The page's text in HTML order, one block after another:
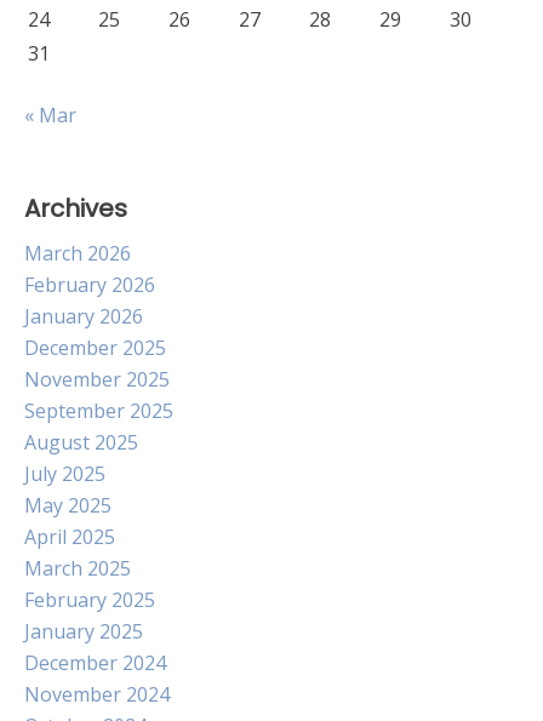
24
25 26 27 28 29
30
31
« Mar
Archives
March 2026
February 2026
January 2026
December 2025
November 2025
September 2025
August 2025
July 2025
May 2025
April 2025
March 2025
February 2025
January 2025
December 2024
November 2024